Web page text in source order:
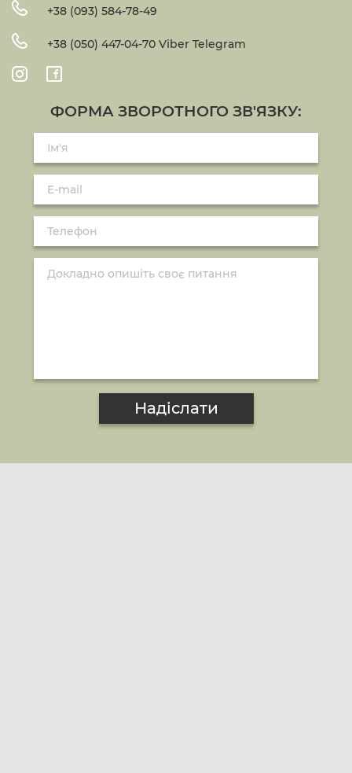
+38 (093) 584-78-49
+38 (050) 447-04-70 Viber Telegram
ФОРМА ЗВОРОТНОГО ЗВ'ЯЗКУ:
Надіслати